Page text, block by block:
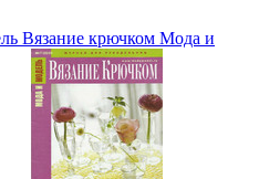
Вязание крючком Мода и